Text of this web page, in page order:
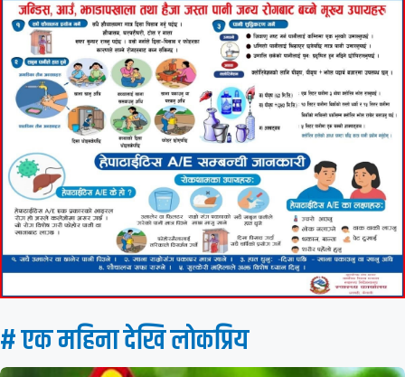
# एक महिना देखि लाेकप्रिय